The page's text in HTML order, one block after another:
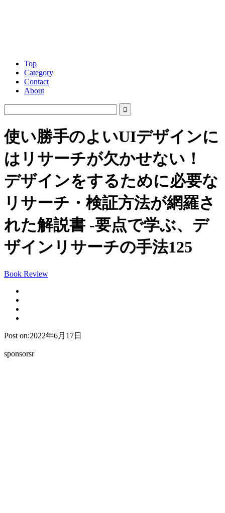
Top
Category
Contact
About
使い勝手のよいUIデザインに
はリサーチが欠かせない！
デザインをするために必要な
リサーチ・検証方法が網羅さ
れた解説書 -要点で学ぶ、デ
ザインリサーチの手法125
Book Review
Post on:2022年6月17日
sponsorsr